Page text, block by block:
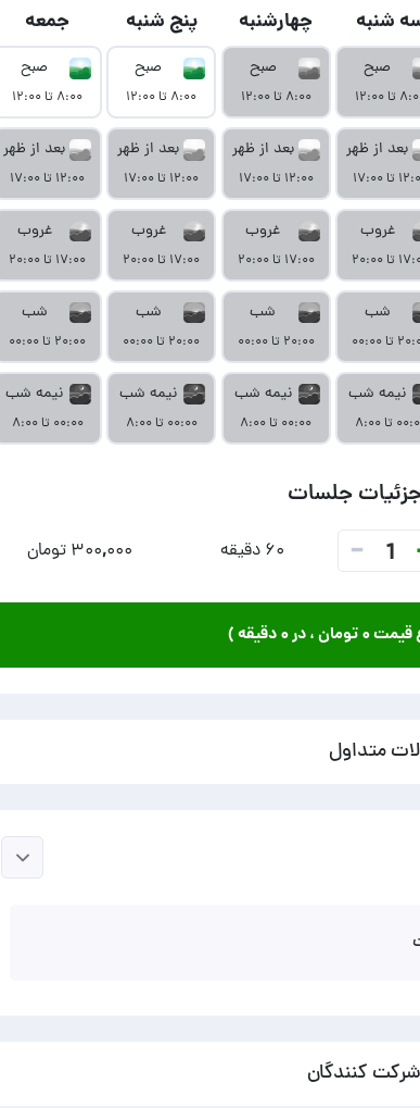
شنبه
صبح
تا ۱۲:۰۰
بعد از ظهر
تا ۱۷:۰۰
غروب
تا ۲۰:۰۰
شب
تا ۰۰:۰۰
نیمه شب
تا ۸:۰۰
چهارشنبه
صبح
۸:۰۰ تا ۱۲:۰۰
بعد از ظهر
۱۲:۰۰ تا ۱۷:۰۰
غروب
۱۷:۰۰ تا ۲۰:۰۰
شب
۲۰:۰۰ تا ۰۰:۰۰
نیمه شب
۰۰:۰۰ تا ۸:۰۰
پنج شنبه
صبح
۸:۰۰ تا ۱۲:۰۰
بعد از ظهر
۱۲:۰۰ تا ۱۷:۰۰
غروب
۱۷:۰۰ تا ۲۰:۰۰
شب
۲۰:۰۰ تا ۰۰:۰۰
نیمه شب
۰۰:۰۰ تا ۸:۰۰
جمعه
صبح
۸:۰۰ تا ۱۲:۰۰
بعد از ظهر
۱۲:۰۰ تا ۱۷:۰۰
غروب
۱۷:۰۰ تا ۲۰:۰۰
شب
۲۰:۰۰ تا ۰۰:۰۰
نیمه شب
۰۰:۰۰ تا ۸:۰۰
جلسات
1
- ۶۰ دقیقه ۳۰۰,۰۰۰ تومان
قیمت۰ تومان ، در۰ دقیقه )
متداول
کنندگان